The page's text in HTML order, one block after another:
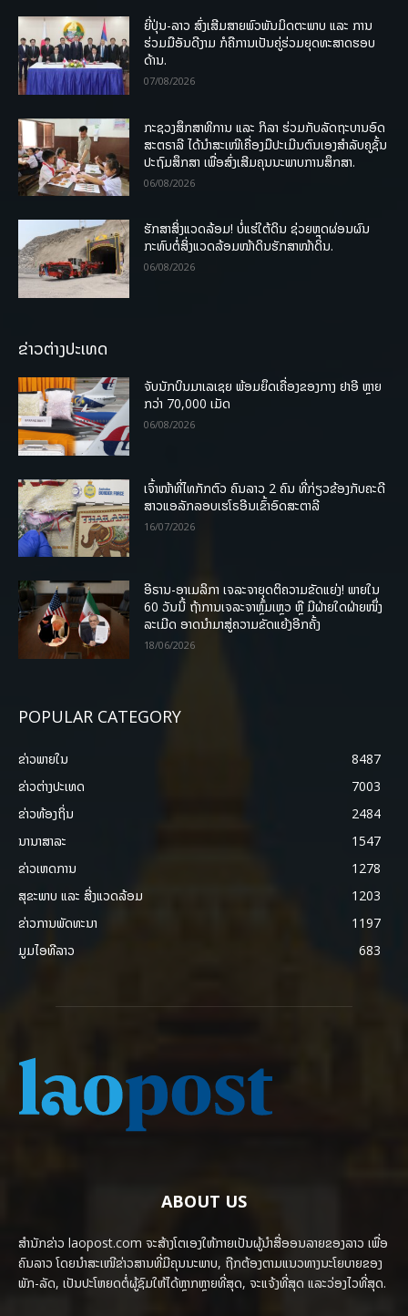
ຍີ່ປຸ່ນ-ລາວ ສົ່ງເສີມສາຍພົວພັນມິດຕະພາບ ແລະ ການ
ຮ່ວມມືອັນດີງາມ ກໍຄືການເປັນຄູ່ຮ່ວມຍຸດທະສາດຮອບ
ດ້ານ.
07/08/2026
ກະຊວງສຶກສາທິການ ແລະ ກິລາ ຮ່ວມກັບລັດຖະບານອົດ
ສະຕຣາລີ ໄດ້ນຳສະເໜີເຄື່ອງມືປະເມີນຕົນເອງສຳລັບຄູຊັ້ນ
ປະຖົມສຶກສາ ເພື່ອສົ່ງເສີມຄຸນນະພາບການສຶກສາ.
06/08/2026
ຮັກສາສິ່ງແວດລ້ອມ! ບໍ່ແຮ່ໃຕ້ດິນ ຊ່ວຍຫຼຸດຜ່ອນຜົນ
ກະທົບຕໍ່ສິ່ງແວດລ້ອມໜ້າດິນຮັກສາໜ້າດິນ.
06/08/2026
ຂ່າວຕ່າງປະເທດ
ຈັບນັກບິນມາເລເຊຍ ພ້ອມຍຶດເຄື່ອງຂອງກາງ ຢາອີ ຫຼາຍ
ກວ່າ 70,000 ເມັດ
06/08/2026
ເຈົ້າໜ້າທີ່ໄທກັກຕົວ ຄົນລາວ 2 ຄົນ ທີ່ກ່ຽວຂ້ອງກັບຄະດີ
ສາວແອລັກລອບເຮໂຣອີນເຂົ້າອົດສະຕາລີ
16/07/2026
ອີຣານ-ອາເມລິກາ ເຈລະຈາຍຸດຕິຄວາມຂັດແຍ່ງ! ພາຍໃນ
60 ວັນນີ້ ຖ້າການເຈລະຈາຫຼົ້ມເຫຼວ ຫຼື ມີຝ່າຍໃດຝ່າຍໜຶ່ງ
ລະເມີດ ອາດນໍາມາສູ່ຄວາມຂັດແຍ້ງອີກຄັ້ງ
18/06/2026
POPULAR CATEGORY
ຂ່າວພາຍ​ໃນ
8487
ຂ່າວຕ່າງປະເທດ
7003
ຂ່າວທ້ອງຖິ່ນ
2484
ນານາສາລະ
1547
ຂ່າວເຫດການ
1278
ສຸຂະພາບ ແລະ ສີ່ງແວດລ້ອມ
1203
ຂ່າວການພັດທະນາ
1197
ມູມໄອທີລາວ
683
ABOUT US
ສຳນັກຂ່າວ laopost.com ຈະສ້າງໂຕເອງໃຫ້ກາຍເປັນຜູ້ນຳສື່ອອນລາຍຂອງລາວ ເພື່ອ
ຄົນລາວ ໂດຍນຳສະເໜີຂ່າວສານທີ່ມີຄຸນນະພາບ, ຖືກຕ້ອງຕາມແນວທາງນະໂຍບາຍຂອງ
ພັກ-ລັດ, ເປັນປະໂຫຍດຕໍ່ຜູ້ຊົມໃຫ້ໄດ້ຫຼາກຫຼາຍທີ່ສຸດ, ຈະແຈ້ງທີ່ສຸດ ແລະວ່ອງໄວທີ່ສຸດ.